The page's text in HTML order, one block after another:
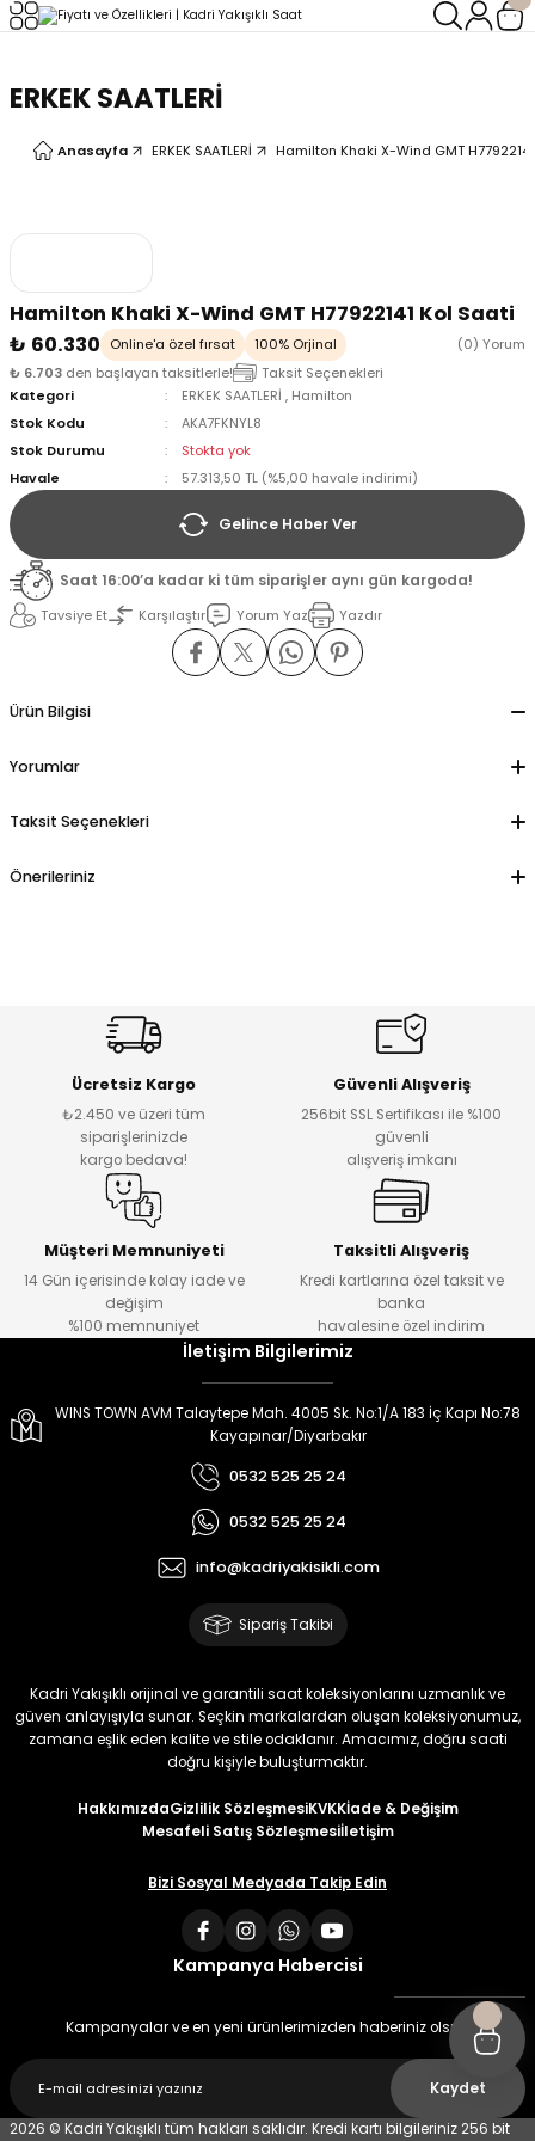
ERKEK SAATLERİ
Anasayfa ERKEK SAATLERİ Hamilton Khaki X-Wind GMT
Hamilton Khaki X-Wind GMT H77922141 Kol Saati
₺ 60.330
Online'a özel fırsat 100% Orjinal
(0) Yorum
₺ 6.703 den başlayan taksitlerle!
Taksit Seçenekleri
Kategori
ERKEK SAATLERİ , Hamilton
Stok Kodu
AKA7FKNYL8
Stok Durumu
Stokta yok
Havale
57.313,50 TL (%5,00 havale indirimi)
Gelince Haber Ver
Saat 16:00’a kadar ki tüm siparişler aynı gün kargoda!
Tavsiye Et
Karşılaştır Yorum Yaz Yazdır
Ürün Bilgisi
Yorumlar
Taksit Seçenekleri
Önerileriniz
Ücretsiz Kargo
₺2.450 ve üzeri tüm
siparişlerinizde
kargo bedava!
Güvenli Alışveriş
256bit SSL Sertifikası ile %100
güvenli
alışveriş imkanı
Müşteri Memnuniyeti
14 Gün içerisinde kolay iade ve
değişim
%100 memnuniyet
Taksitli Alışveriş
Kredi kartlarına özel taksit ve
banka
havalesine özel indirim
İletişim Bilgilerimiz
WINS TOWN AVM Talaytepe Mah. 4005 Sk. No:1/A 183 İç Kapı No:78
Kayapınar/Diyarbakır
0532 525 25 24
0532 525 25 24
info@kadriyakisikli.com
Sipariş Takibi
Kadri Yakışıklı orijinal ve garantili saat koleksiyonlarını uzmanlık ve
güven anlayışıyla sunar. Seçkin markalardan oluşan koleksiyonumuz,
zamana eşlik eden kalite ve stile odaklanır. Amacımız, doğru saati
doğru kişiyle buluşturmaktır.
HakkımızdaGizlilik SözleşmesiKVKKİade & Değişim
Mesafeli Satış Sözleşmesiİletişim
Bizi Sosyal Medyada Takip Edin
Kampanya Habercisi
Kampanyalar ve en yeni ürünlerimizden haberiniz olsun
Kaydet
2026 © Kadri Yakışıklı tüm hakları saklıdır. Kredi kartı bilgileriniz 256 bit
Geri Dön
Geri Dön